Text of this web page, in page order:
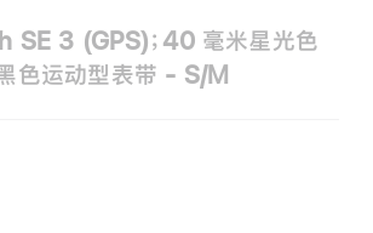
SE 3 (GPS)；40 毫米星光色
色运动型表带 - S/M